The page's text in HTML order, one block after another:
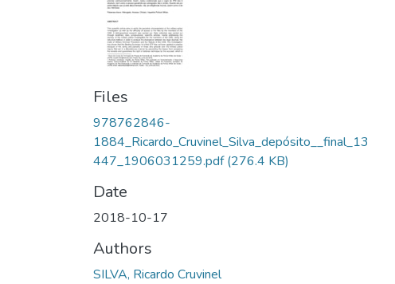
Files
978762846-
1884_Ricardo_Cruvinel_Silva_depósito__final_13
447_1906031259.pdf(276.4 KB)
Date
2018-10-17
Authors
SILVA, Ricardo Cruvinel